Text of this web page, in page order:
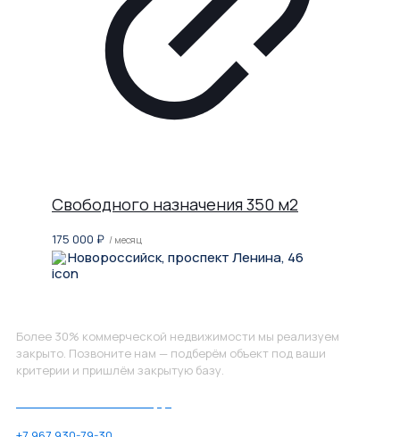
Свободного назначения 350 м2
175 000 ₽ / месяц
Новороссийск, проспект Ленина, 46
Более 30% коммерческой недвижимости мы реализуем
закрыто. Позвоните нам — подберём объект под ваши
критерии и пришлём закрытую базу.